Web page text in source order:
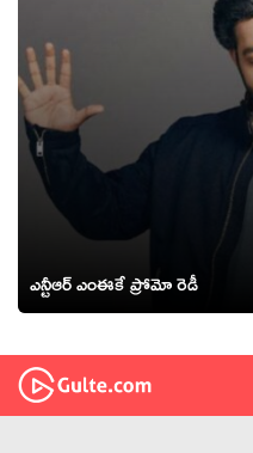
ఎన్టీఆర్ ఎంఈకే ప్రోమో రెడీ